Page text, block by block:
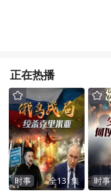
正在热播
时事 全131集 时事